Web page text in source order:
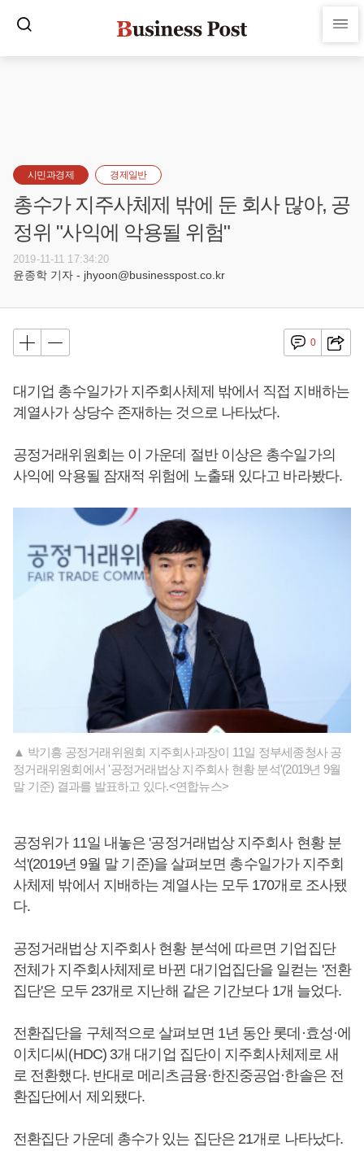
시민과경제 경제일반
총수가 지주사체제 밖에 둔 회사 많아, 공
정위 "사익에 악용될 위험"
2019-11-11 17:34:20
윤종학 기자 - jhyoon@businesspost.co.kr
0
대기업 총수일가가 지주회사체제 밖에서 직접 지배하는
계열사가 상당수 존재하는 것으로 나타났다.
공정거래위원회는 이 가운데 절반 이상은 총수일가의
사익에 악용될 잠재적 위험에 노출돼 있다고 바라봤다.
▲ 박기흥 공정거래위원회 지주회사과장이 11일 정부세종청사 공
정거래위원회에서 '공정거래법상 지주회사 현황 분석'(2019년 9월
말 기준) 결과를 발표하고 있다.<연합뉴스>
공정위가 11일 내놓은 '공정거래법상 지주회사 현황 분
석'(2019년 9월 말 기준)을 살펴보면 총수일가가 지주회
사체제 밖에서 지배하는 계열사는 모두 170개로 조사됐
다.
공정거래법상 지주회사 현황 분석에 따르면 기업집단
전체가 지주회사체제로 바뀐 대기업집단을 일컫는 '전환
집단'은 모두 23개로 지난해 같은 기간보다 1개 늘었다.
전환집단을 구체적으로 살펴보면 1년 동안 롯데·효성·에
이치디씨(HDC) 3개 대기업 집단이 지주회사체제로 새
로 전환했다. 반대로 메리츠금융·한진중공업·한솔은 전
환집단에서 제외됐다.
전환집단 가운데 총수가 있는 집단은 21개로 나타났다.